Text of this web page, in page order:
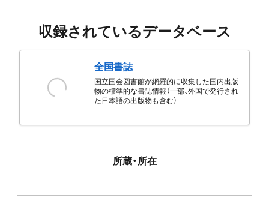
収録されているデータベース
全国書誌
国立国会図書館が網羅的に収集した国内出版
物の標準的な書誌情報（一部、外国で発行され
た日本語の出版物も含む）
所蔵・所在